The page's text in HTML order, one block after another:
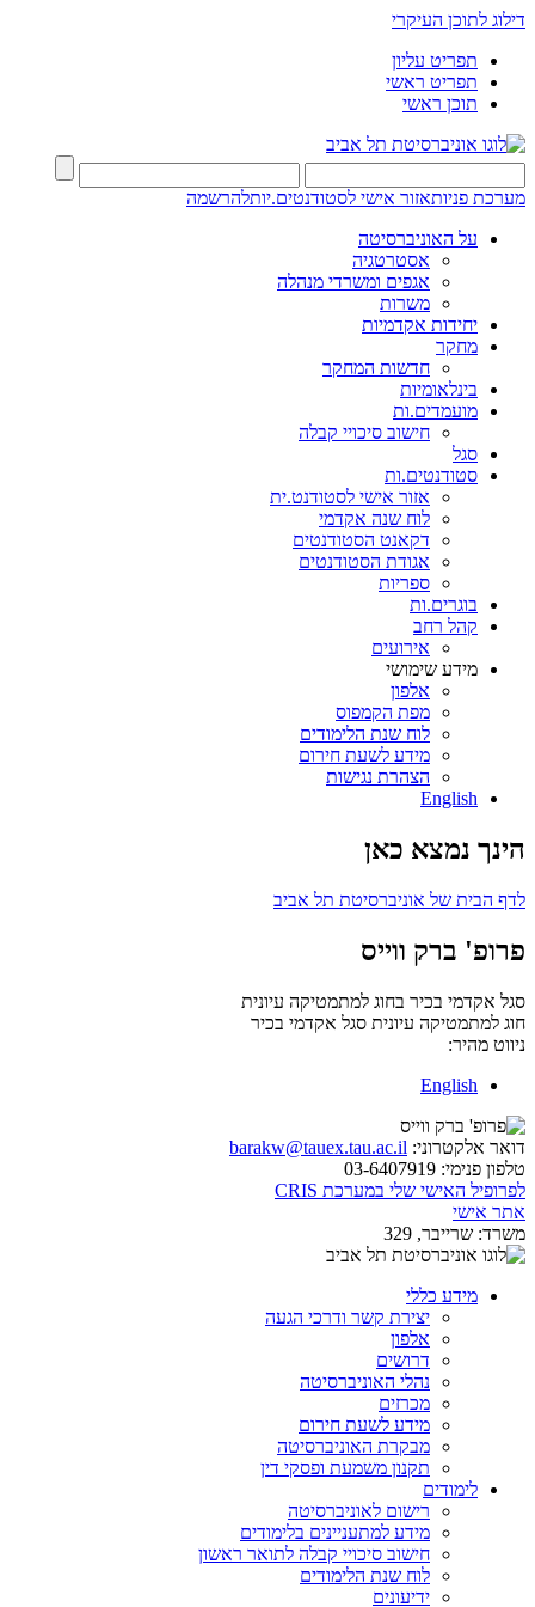
דילוג לתוכן העיקרי
תפריט עליון
תפריט ראשי
תוכן ראשי
מערכת פניותאזור אישי לסטודנטים.יותלהרשמה
על האוניברסיטה
אסטרטגיה
אגפים ומשרדי מנהלה
משרות
יחידות אקדמיות
מחקר
חדשות המחקר
בינלאומיות
מועמדים.ות
חישוב סיכויי קבלה
סגל
סטודנטים.ות
אזור אישי לסטודנט.ית
לוח שנה אקדמי
דקאנט הסטודנטים
אגודת הסטודנטים
ספריות
בוגרים.ות
קהל רחב
אירועים
מידע שימושי
אלפון
מפת הקמפוס
לוח שנת הלימודים
מידע לשעת חירום
הצהרת נגישות
English
הינך נמצא כאן
לדף הבית של אוניברסיטת תל אביב
פרופ' ברק ווייס
סגל אקדמי בכיר בחוג למתמטיקה עיונית
חוג למתמטיקה עיונית סגל אקדמי בכיר
ניווט מהיר:
English
דואר אלקטרוני: barakw@tauex.tau.ac.il
טלפון פנימי:
לפרופיל האישי שלי במערכת CRIS
אתר אישי
משרד: שרייבר, 329
מידע כללי
יצירת קשר ודרכי הגעה
אלפון
דרושים
נהלי האוניברסיטה
מכרזים
מידע לשעת חירום
מבקרת האוניברסיטה
תקנון משמעת ופסקי דין
לימודים
רישום לאוניברסיטה
מידע למתעניינים בלימודים
חישוב סיכויי קבלה לתואר ראשון
לוח שנת הלימודים
ידיעונים